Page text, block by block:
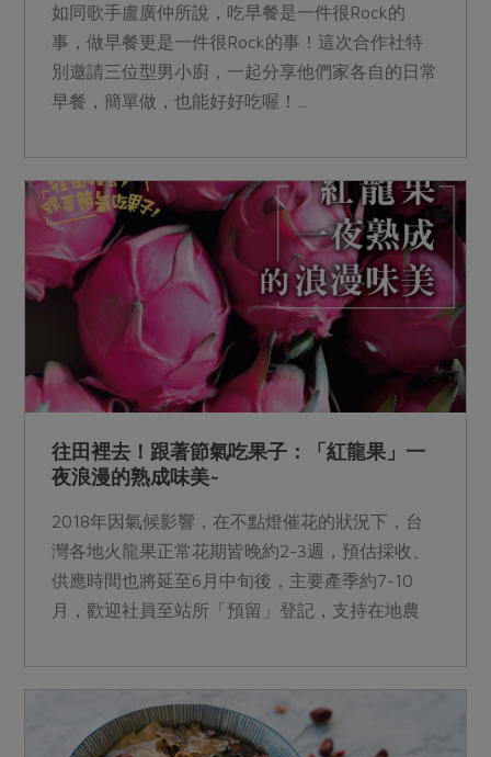
如同歌手盧廣仲所說，吃早餐是一件很Rock的
事，做早餐更是一件很Rock的事！這次合作社特
別邀請三位型男小廚，一起分享他們家各自的日常
早餐，簡單做，也能好好吃喔！...
往田裡去！跟著節氣吃果子：「紅龍果」一
夜浪漫的熟成味美~
2018年因氣候影響，在不點燈催花的狀況下，台
灣各地火龍果正常花期皆晚約2-3週，預估採收、
供應時間也將延至6月中旬後，主要產季約7-10
月，歡迎社員至站所「預留」登記，支持在地農